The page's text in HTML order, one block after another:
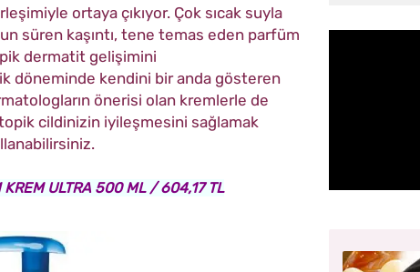
ortaya çıkıyor. Çok sıcak suyla
süren kaşıntı, tene temas eden parfüm
dermatit gelişimini
döneminde kendini bir anda gösteren
önerisi olan kremlerle de
cildinizin iyileşmesini sağlamak
KREM ULTRA 500 ML / 604,17 TL